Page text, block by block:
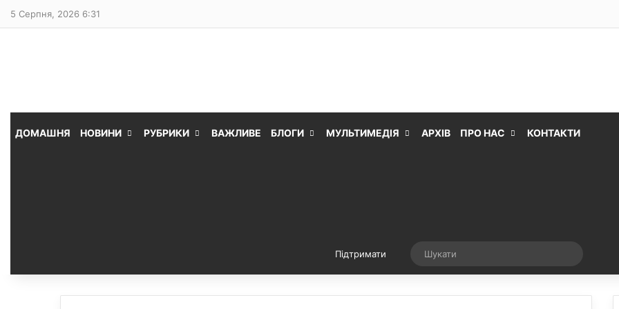
5 Серпня, 2026 6:31
ДОМАШНЯ НОВИНИ РУБРИКИ ВАЖЛИВЕ БЛОГИ МУЛЬТИМЕДІЯ АРХІВ ПРО НАС КОНТАКТИ
Підтримати Випадкова стаття